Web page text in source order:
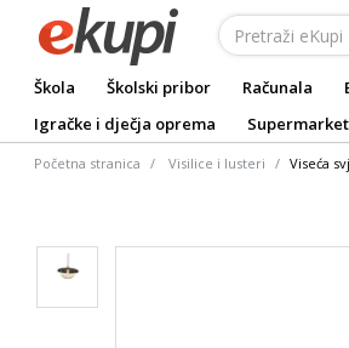
Škola Školski pribor Računala
Igračke i dječja oprema
Supermarket
Početna stranica Visilice i lusteri Viseća